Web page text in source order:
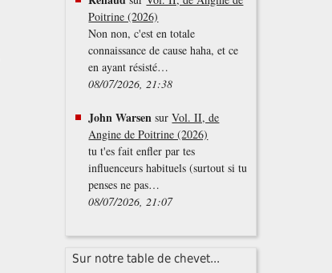
Poitrine (2026)
Non non, c'est en totale
connaissance de cause haha, et ce
en ayant résisté…
08/07/2026, 21:38
John Warsen surVol. II, de
Angine de Poitrine (2026)
tu t'es fait enfler par tes
influenceurs habituels (surtout si tu
penses ne pas…
08/07/2026, 21:07
Sur notre table de chevet...